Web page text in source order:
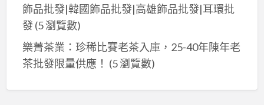
飾品批發|韓國飾品批發|高雄飾品批發|耳環批
發(5 瀏覽數)
樂菁茶業：珍稀比賽老茶入庫，25-40年陳年老
茶批發限量供應！ (5 瀏覽數)